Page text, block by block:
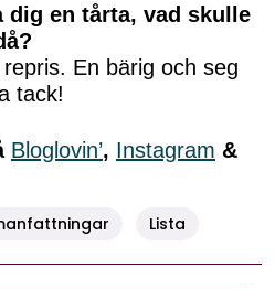
en tårta, vad skulle
En bärig och seg
tack!
Bloglovin’, Instagram &
Lista